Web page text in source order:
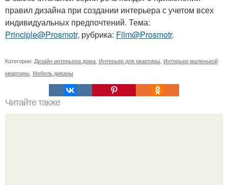
правил дизайна при создании интерьера с учетом всех
индивидуальных предпочтений. Тема:
Principle@Prosmotr, рубрика: Film@Prosmotr.
Категории: Дизайн интерьера дома Интерьер для квартиры Интерьер маленькой
квартиры Мебель диваны
Читайте также